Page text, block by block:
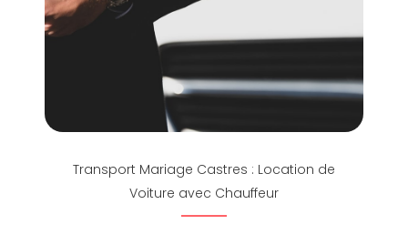
Transport Mariage Castres : Location de
Voiture avec Chauffeur